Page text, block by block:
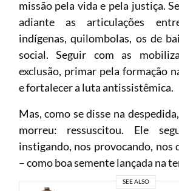
missão pela vida e pela justiça.
adiante as articulações
indígenas, quilombolas, os de
social. Seguir com as
exclusão, primar pela formação
e fortalecer a luta antissistêmica.
Mas, como se disse na
morreu: ressuscitou. Ele
instigando, nos provocando, nos
– como boa semente lançada na
SEE ALSO